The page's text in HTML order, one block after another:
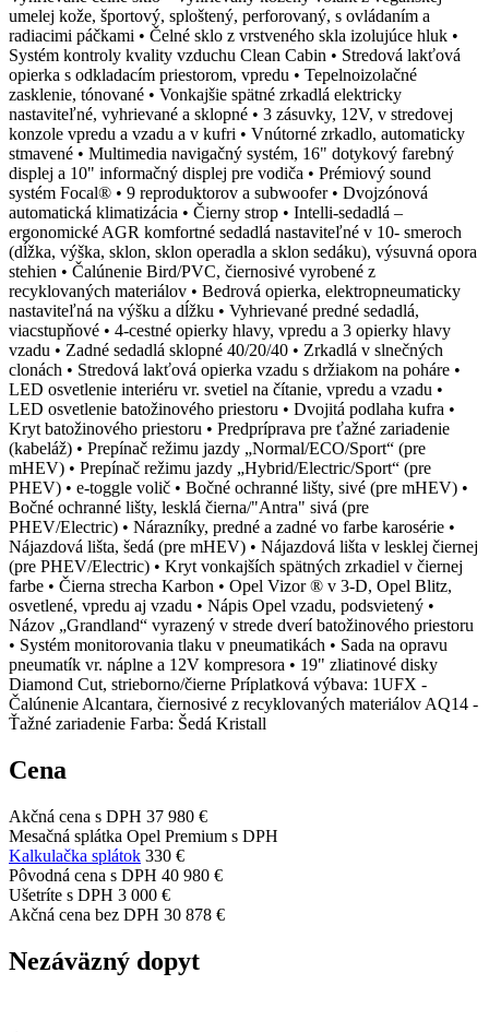
umelej kože, športový, sploštený, perforovaný, s ovládaním a
radiacimi páčkami • Čelné sklo z vrstveného skla izolujúce hluk •
Systém kontroly kvality vzduchu Clean Cabin • Stredová lakťová
opierka s odkladacím priestorom, vpredu • Tepelnoizolačné
zasklenie, tónované • Vonkajšie spätné zrkadlá elektricky
nastaviteľné, vyhrievané a sklopné • 3 zásuvky, 12V, v stredovej
konzole vpredu a vzadu a v kufri • Vnútorné zrkadlo, automaticky
stmavené • Multimedia navigačný systém, 16" dotykový farebný
displej a 10" informačný displej pre vodiča • Prémiový sound
systém Focal® • 9 reproduktorov a subwoofer • Dvojzónová
automatická klimatizácia • Čierny strop • Intelli-sedadlá –
ergonomické AGR komfortné sedadlá nastaviteľné v 10- smeroch
(dĺžka, výška, sklon, sklon operadla a sklon sedáku), výsuvná opora
stehien • Čalúnenie Bird/PVC, čiernosivé vyrobené z
recyklovaných materiálov • Bedrová opierka, elektropneumaticky
nastaviteľná na výšku a dĺžku • Vyhrievané predné sedadlá,
viacstupňové • 4-cestné opierky hlavy, vpredu a 3 opierky hlavy
vzadu • Zadné sedadlá sklopné 40/20/40 • Zrkadlá v slnečných
clonách • Stredová lakťová opierka vzadu s držiakom na poháre •
LED osvetlenie interiéru vr. svetiel na čítanie, vpredu a vzadu •
LED osvetlenie batožinového priestoru • Dvojitá podlaha kufra •
Kryt batožinového priestoru • Predpríprava pre ťažné zariadenie
(kabeláž) • Prepínač režimu jazdy „Normal/ECO/Sport“ (pre
mHEV) • Prepínač režimu jazdy „Hybrid/Electric/Sport“ (pre
PHEV) • e-toggle volič • Bočné ochranné lišty, sivé (pre mHEV) •
Bočné ochranné lišty, lesklá čierna/"Antra" sivá (pre
PHEV/Electric) • Nárazníky, predné a zadné vo farbe karosérie •
Nájazdová lišta, šedá (pre mHEV) • Nájazdová lišta v lesklej čiernej
(pre PHEV/Electric) • Kryt vonkajších spätných zrkadiel v čiernej
farbe • Čierna strecha Karbon • Opel Vizor ® v 3-D, Opel Blitz,
osvetlené, vpredu aj vzadu • Nápis Opel vzadu, podsvietený •
Názov „Grandland“ vyrazený v strede dverí batožinového priestoru
• Systém monitorovania tlaku v pneumatikách • Sada na opravu
pneumatík vr. náplne a 12V kompresora • 19" zliatinové disky
Diamond Cut, strieborno/čierne Príplatková výbava: 1UFX -
Čalúnenie Alcantara, čiernosivé z recyklovaných materiálov AQ14 -
Ťažné zariadenie Farba: Šedá Kristall
Cena
Akčná cena s DPH 37 980 €
Mesačná splátka Opel Premium s DPH
Kalkulačka splátok 330 €
Pôvodná cena s DPH 40 980 €
Ušetríte s DPH 3 000 €
Akčná cena bez DPH 30 878 €
Nezáväzný dopyt